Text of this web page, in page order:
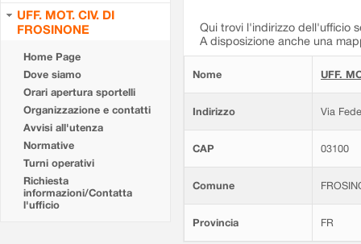
UFF. MOT. CIV. DI
FROSINONE
Home Page
Dove siamo
Orari apertura sportelli
Organizzazione e contatti
Avvisi all'utenza
Normative
Turni operativi
Richiesta
informazioni/Contatta
l'ufficio
Qui trovi l'indirizzo dell'ufficio
A disposizione anche una
Nome UFF.
Indirizzo Via
CAP 03100
Comune
Provincia FR